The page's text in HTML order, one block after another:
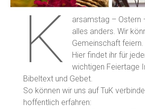
K
arsamstag – Ostern
alles anders. Wir
Gemeinschaft feiern.
Hier findet ihr für
wichtigen Feiertage
Bibeltext und Gebet.
So können wir uns auf TuK
hoffentlich erfahren: